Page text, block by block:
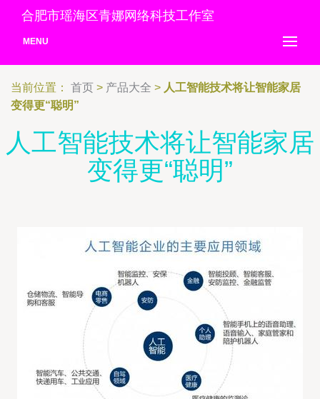
合肥市瑶海区青娜网络科技工作室
MENU
当前位置： 首页 > 产品大全 > 人工智能技术将让智能家居
变得更“聪明”
人工智能技术将让智能家居
变得更“聪明”